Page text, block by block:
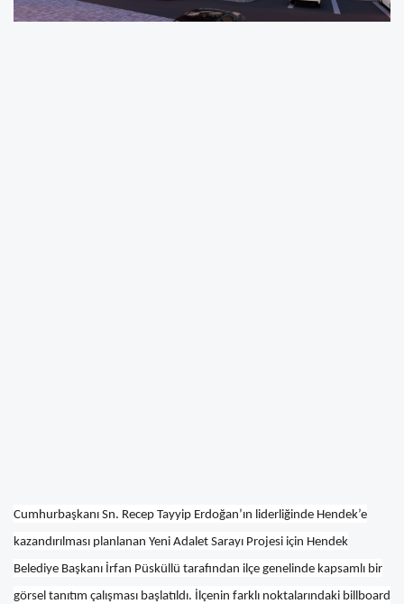
Cumhurbaşkanı Sn. Recep Tayyip Erdoğan’ın liderliğinde Hendek’e
kazandırılması planlanan Yeni Adalet Sarayı Projesi için Hendek
Belediye Başkanı İrfan Püsküllü tarafından ilçe genelinde kapsamlı bir
görsel tanıtım çalışması başlatıldı. İlçenin farklı noktalarındaki billboard